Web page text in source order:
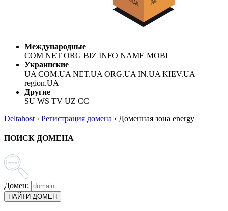
Международные
COM NET ORG BIZ INFO NAME MOBI
Украинские
UA COM.UA NET.UA ORG.UA IN.UA KIEV.UA
region.UA
Другие
SU WS TV UZ CC
Deltahost › Регистрация домена › Доменная зона energy
ПОИСК ДОМЕНА
Домен:
НАЙТИ ДОМЕН